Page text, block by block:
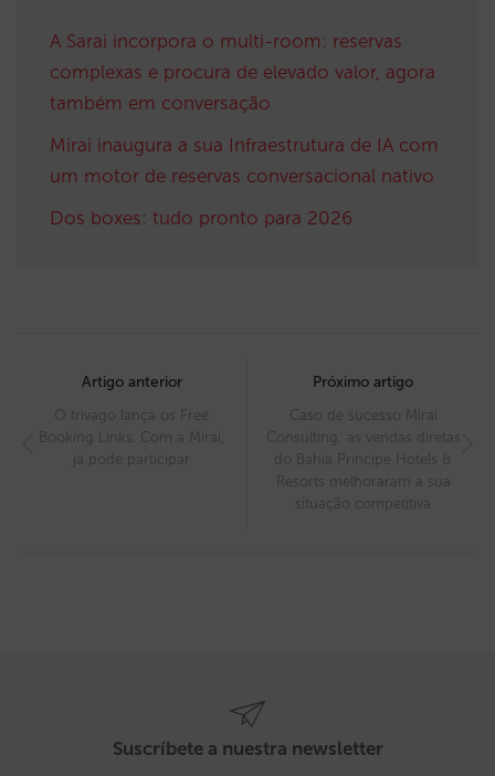
A Sarai incorpora o multi-room: reservas
complexas e procura de elevado valor, agora
também em conversação
Mirai inaugura a sua Infraestrutura de IA com
um motor de reservas conversacional nativo
Dos boxes: tudo pronto para 2026
navigation
Artigo anterior
O trivago lança os Free
Booking Links. Com a Mirai,
já pode participar
Próximo artigo
Caso de sucesso Mirai
Consulting: as vendas diretas
do Bahia Principe Hotels &
Resorts melhoraram a sua
situação competitiva
Suscríbete a nuestra newsletter